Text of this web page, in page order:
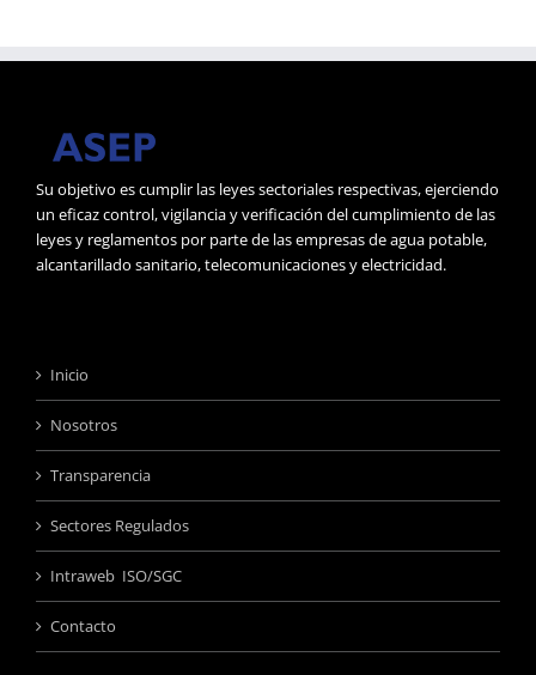
Su objetivo es cumplir las leyes sectoriales respectivas, ejerciendo
un eficaz control, vigilancia y verificación del cumplimiento de las
leyes y reglamentos por parte de las empresas de agua potable,
alcantarillado sanitario, telecomunicaciones y electricidad.
Inicio
Nosotros
Transparencia
Sectores Regulados
Intraweb ISO/SGC
Contacto